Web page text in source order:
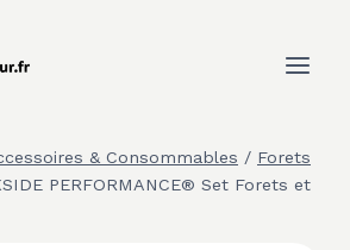
& Consommables / Forets
PERFORMANCE® Set Forets et